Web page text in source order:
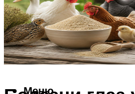
Утки
Техника
Комбайны
Тракторы
Меню